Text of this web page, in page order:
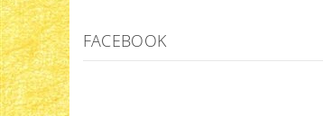
FACEBOOK